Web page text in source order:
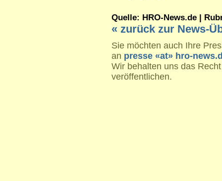
Quelle: HRO-News.de |
« zurück zur News-
Sie möchten auch Ihre
an presse «at» hro-
Wir behalten uns das
veröffentlichen.